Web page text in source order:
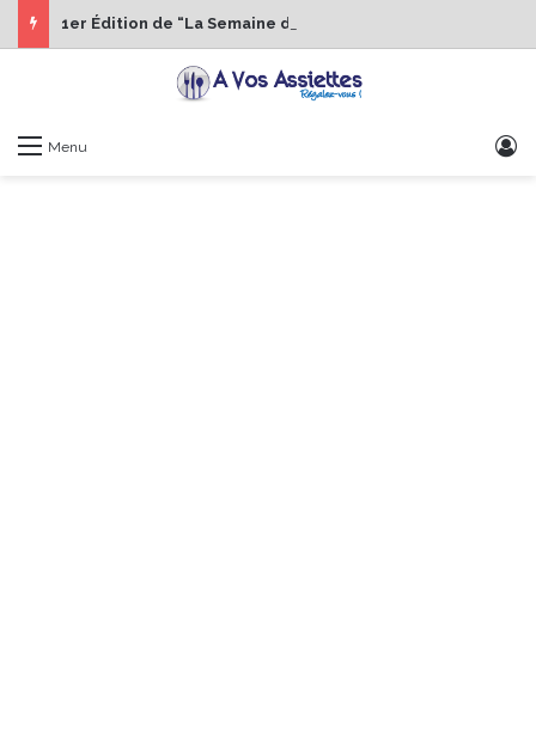
Menu